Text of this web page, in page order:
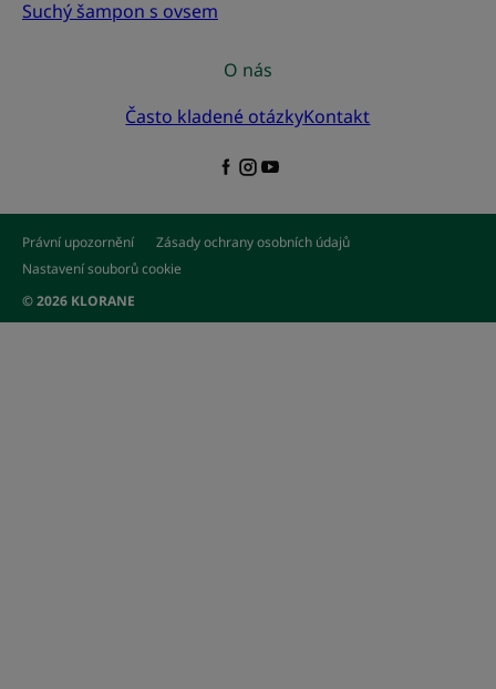
Suchý šampon s ovsem
O nás
Často kladené otázkyKontakt
Právní upozornění
Zásady ochrany osobních údajů
Nastavení souborů cookie
© 2026 KLORANE